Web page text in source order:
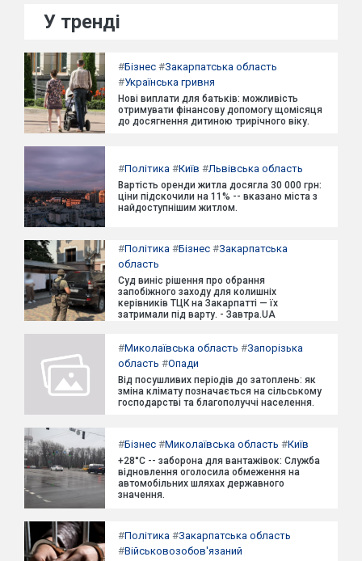
У тренді
#Бізнес #Закарпатська область
#Українська гривня
Нові виплати для батьків: можливість
отримувати фінансову допомогу щомісяця
до досягнення дитиною трирічного віку.
#Політика #Київ #Львівська область
Вартість оренди житла досягла 30 000 грн:
ціни підскочили на 11% -- вказано міста з
найдоступнішим житлом.
#Політика #Бізнес #Закарпатська
область
Суд виніс рішення про обрання
запобіжного заходу для колишніх
керівників ТЦК на Закарпатті — їх
затримали під варту. - Завтра.UA
#Миколаївська область #Запорізька
область #Опади
Від посушливих періодів до затоплень: як
зміна клімату позначається на сільському
господарстві та благополуччі населення.
#Бізнес #Миколаївська область #Київ
+28°C -- заборона для вантажівок: Служба
відновлення оголосила обмеження на
автомобільних шляхах державного
значення.
#Політика #Закарпатська область
#Військовозобов'язаний